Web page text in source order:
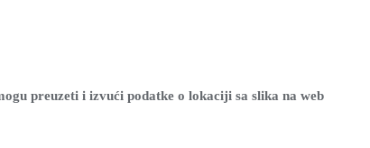
preuzeti i izvući podatke o lokaciji sa slika na web